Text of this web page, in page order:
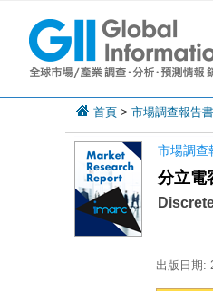
首頁 > 市場調查報告書
市場調查
分立電
出版日期: